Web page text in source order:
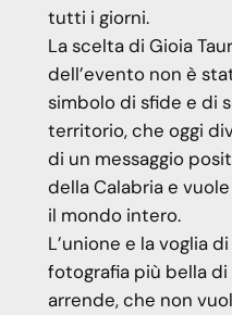
tutti i giorni.
La scelta di Gioia
dell’evento non è
simbolo di sfide e di
territorio, che oggi
di un messaggio
della Calabria e
il mondo intero.
L’unione e la voglia
fotografia più bella di
arrende, che non